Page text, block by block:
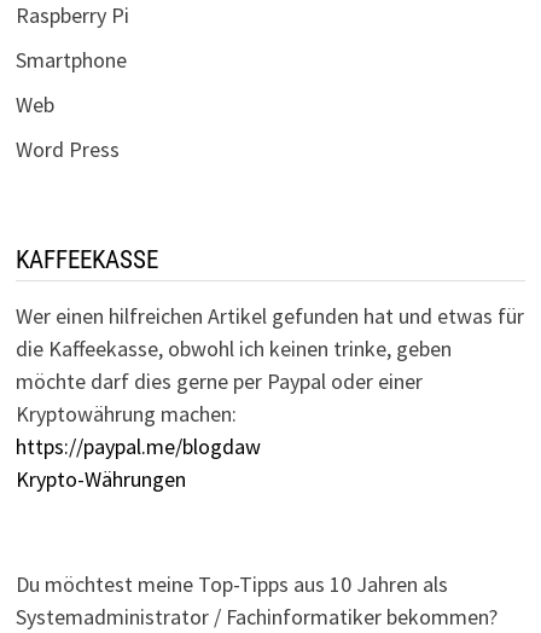
Raspberry Pi
Smartphone
Web
Word Press
KAFFEEKASSE
Wer einen hilfreichen Artikel gefunden hat und etwas für
die Kaffeekasse, obwohl ich keinen trinke, geben
möchte darf dies gerne per Paypal oder einer
Kryptowährung machen:
https://paypal.me/blogdaw
Krypto-Währungen
Du möchtest meine Top-Tipps aus 10 Jahren als
Systemadministrator / Fachinformatiker bekommen?